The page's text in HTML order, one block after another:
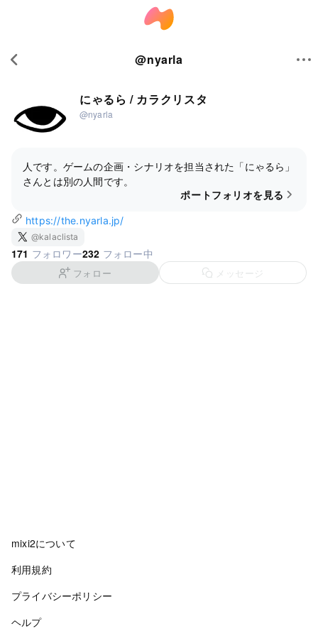
@nyarla
にゃるら / カラクリスタ
@nyarla
人です。ゲームの企画・シナリオを担当された「にゃるら」
さんとは別の人間です。
ポートフォリオを見る
https://the.nyarla.jp/
@kalaclista
171 フォロワー232 フォロー中
フォロー メッセージ
mixi2について
利用規約
プライバシーポリシー
ヘルプ